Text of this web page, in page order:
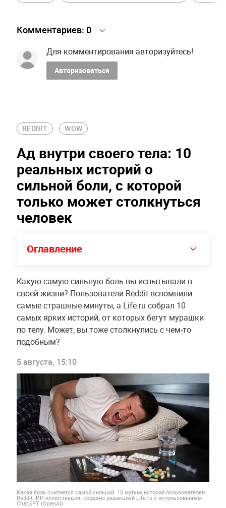
Комментариев: 0
Для комментирования авторизуйтесь!
Авторизоваться
REDDIT WOW
Ад внутри своего тела: 10
реальных историй о
сильной боли, с которой
только может столкнуться
человек
Оглавление
Какую самую сильную боль вы испытывали в
своей жизни? Пользователи Reddit вспомнили
самые страшные минуты, а Life.ru собрал 10
самых ярких историй, от которых бегут мурашки
по телу. Может, вы тоже столкнулись с чем-то
подобным?
5 августа, 15:10
Какая боль считается самой сильной: 10 жутких историй пользователей
Reddit. ИИ-иллюстрация: создано редакцией Life.ru с использованием
ChatGPT (OpenAI)